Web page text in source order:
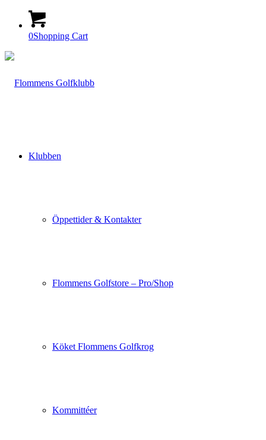
0Shopping Cart
Klubben
Öppettider & Kontakter
Flommens Golfstore – Pro/Shop
Köket Flommens Golfkrog
Kommittéer